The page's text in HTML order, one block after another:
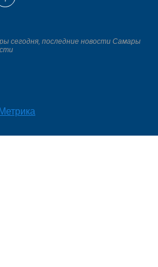
сегодня, последние новости Самары